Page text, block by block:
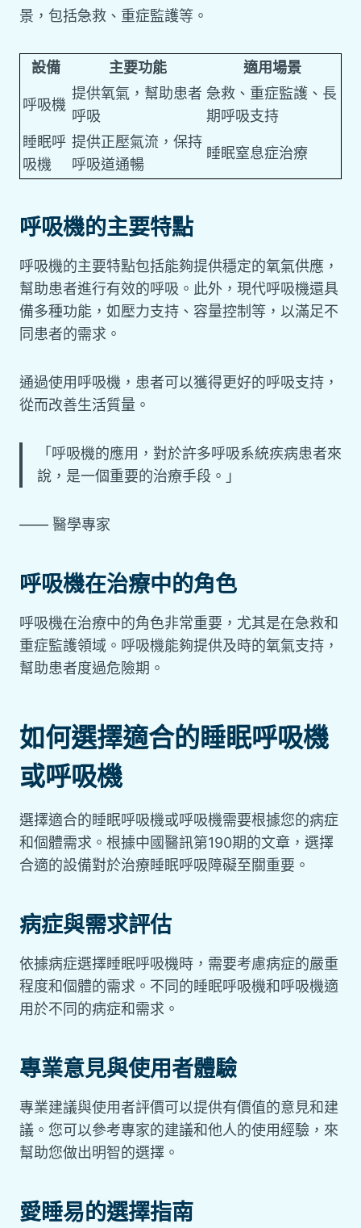
景，包括急救、重症監護等。
設備 主要功能 適用場景
呼吸機
提供氧氣，幫助患者
呼吸
急救、重症監護、長
期呼吸支持
睡眠呼
吸機
提供正壓氣流，保持
呼吸道通暢
睡眠窒息症治療
呼吸機的主要特點
呼吸機的主要特點包括能夠提供穩定的氧氣供應，
幫助患者進行有效的呼吸。此外，現代呼吸機還具
備多種功能，如壓力支持、容量控制等，以滿足不
同患者的需求。
通過使用呼吸機，患者可以獲得更好的呼吸支持，
從而改善生活質量。
「呼吸機的應用，對於許多呼吸系統疾病患者來
說，是一個重要的治療手段。」
—— 醫學專家
呼吸機在治療中的角色
呼吸機在治療中的角色非常重要，尤其是在急救和
重症監護領域。呼吸機能夠提供及時的氧氣支持，
幫助患者度過危險期。
如何選擇適合的睡眠呼吸機
或呼吸機
選擇適合的睡眠呼吸機或呼吸機需要根據您的病症
和個體需求。根據中國醫訊第190期的文章，選擇
合適的設備對於治療睡眠呼吸障礙至關重要。
病症與需求評估
依據病症選擇睡眠呼吸機時，需要考慮病症的嚴重
程度和個體的需求。不同的睡眠呼吸機和呼吸機適
用於不同的病症和需求。
專業意見與使用者體驗
專業建議與使用者評價可以提供有價值的意見和建
議。您可以參考專家的建議和他人的使用經驗，來
幫助您做出明智的選擇。
愛睡易的選擇指南